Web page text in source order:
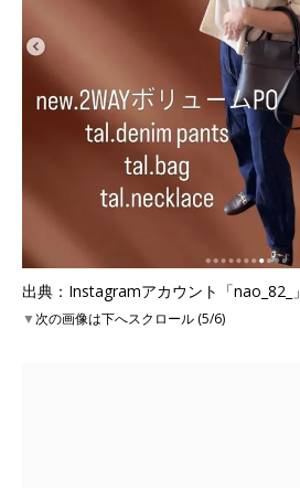
出典：Instagramアカウント「nao_82_」
▼次の画像は下へスクロール (5/6)